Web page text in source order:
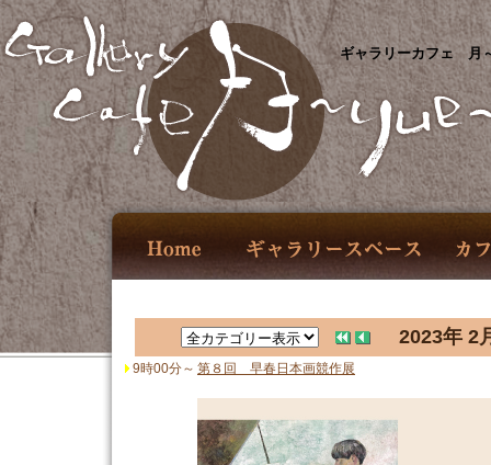
ギャラリーカフェ 月
2023年 2
9時00分～ 第８回 早春日本画競作展